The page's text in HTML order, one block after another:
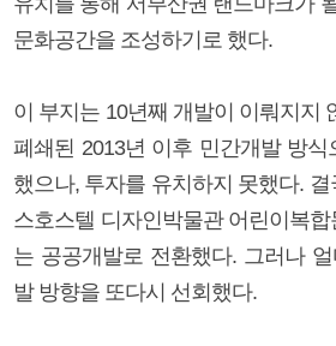
문화공간을 조성하기로 했다.
이 부지는 10년째 개발이 이뤄지지
폐쇄된 2013년 이후 민간개발 방식
했으나, 투자를 유치하지 못했다.
스호스텔 디자인박물관 어린이복
는 공공개발로 전환했다. 그러나
발 방향을 또다시 선회했다.